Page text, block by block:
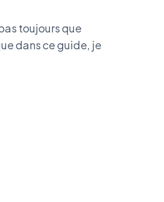
toujours que
dans ce guide, je